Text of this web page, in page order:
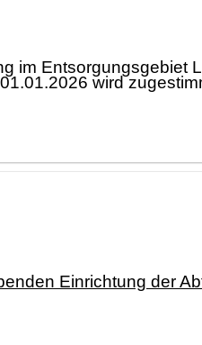
im Entsorgungsgebiet
wird
Einrichtung der